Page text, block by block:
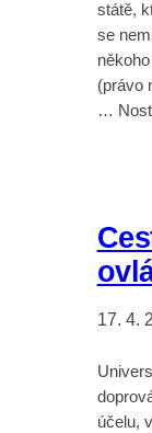
státě,
se
(právo
…
17. 4.
účelu,